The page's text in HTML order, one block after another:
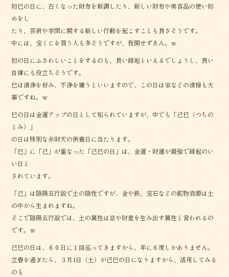
初巳の日に、古くなった財布を新調したり、新しい財布や美容品の使い初
めをし
たり、芸術や学問に関する新しい行動を起こすことも良さそうです。
中には、宝くじを買う人も多そうですが、我関せずゑん。ｗ
初の日にふさわしいことをするのも、良い縁起といえるでしょうし、良い
自律にも役立ちそうです。
巳は清浄を好み、不浄を嫌うといいますので、この日は家などの清掃も大
事ですね。ｗ
巳の日は金運アップの日として知られていますが、中でも「己巳（つちの
とみ）」
の日は特別な弁財天の供養日に当たります。
「巳」に「己」が重なった「己巳の日」は、金運・財運が最強で縁起のい
い日と
されています。
「己」は陰陽五行説で土の陰性ですが、金や鉄、宝石などの鉱物資源は土
の中から生まれますね。
そこで陰陽五行説では、土の属性は富や財産を生み出す属性と言われるの
です。ｗ
己巳の日は、６０日に１回巡ってきますから、年に６度しかありません。
立春を過ぎたら、３月1日（土）が己巳の日になりますから、活用してみる
のも